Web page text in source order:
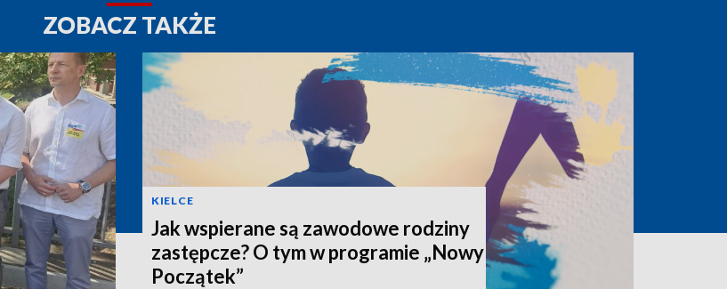
ZOBACZ TAKŻE
KIELCE
Jak wspierane są zawodowe rodziny
zastępcze? O tym w programie „Nowy
Początek”